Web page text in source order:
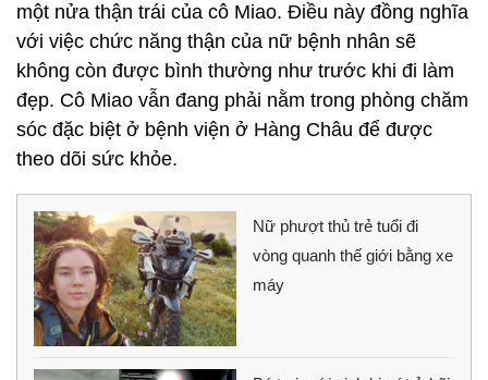
một nửa thận trái của cô Miao. Điều này đồng nghĩa
với việc chức năng thận của nữ bệnh nhân sẽ
không còn được bình thường như trước khi đi làm
đẹp. Cô Miao vẫn đang phải nằm trong phòng chăm
sóc đặc biệt ở bệnh viện ở Hàng Châu để được
theo dõi sức khỏe.
Nữ phượt thủ trẻ tuổi đi
vòng quanh thế giới bằng xe
máy